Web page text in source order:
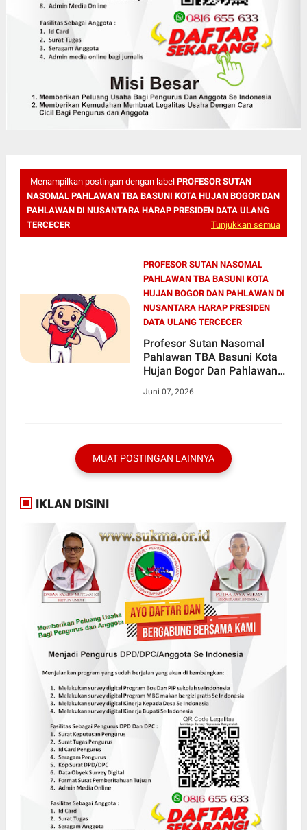
Menampilkan postingan dengan label PROFESOR SUTAN
NASOMAL PAHLAWAN TBA BASUNI KOTA HUJAN BOGOR DAN
PAHLAWAN DI NUSANTARA HARAP PRESIDEN DATA ULANG
TERCECER
Tunjukkan semua
PROFESOR SUTAN NASOMAL
PAHLAWAN TBA BASUNI KOTA
HUJAN BOGOR DAN PAHLAWAN DI
NUSANTARA HARAP PRESIDEN
DATA ULANG TERCECER
Profesor Sutan Nasomal
Pahlawan TBA Basuni Kota
Hujan Bogor Dan Pahlawan
Data Ulang Tercecer, Agar
Juni 07, 2026
MUAT POSTINGAN LAINNYA
IKLAN DISINI